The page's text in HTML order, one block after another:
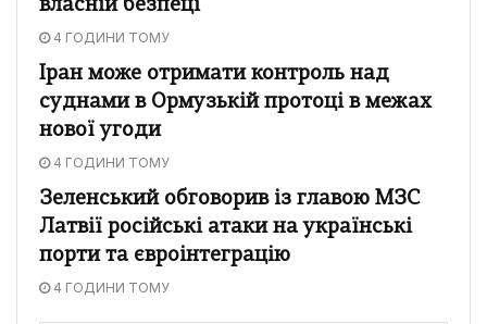
власній безпеці
4 ГОДИНИ ТОМУ
Іран може отримати контроль над
суднами в Ормузькій протоці в межах
нової угоди
4 ГОДИНИ ТОМУ
Зеленський обговорив із главою МЗС
Латвії російські атаки на українські
порти та євроінтеграцію
4 ГОДИНИ ТОМУ